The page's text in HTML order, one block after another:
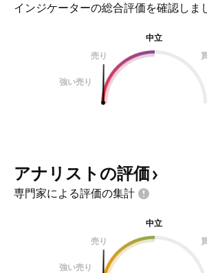
インジケーターの総合評価を確認しま
中立
売り
強い売り
アナリストの評価
専門家による評価の集計
中立
売り
強い売り